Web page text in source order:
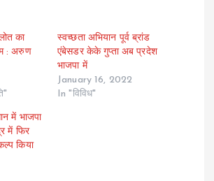
का
: अरुण
स्वच्छता अभियान पूर्व ब्रांड
एंबेसडर केके गुप्ता अब प्रदेश
भाजपा में
January 16, 2022
In "विविध"
में भाजपा
में फिर
किया